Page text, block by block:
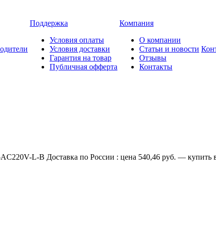
Поддержка
Условия оплаты
Условия доставки
Гарантия на товар
Публичная офферта
Компания
О компании
Статьи и новости
Отзывы
Контакты
L-B Доставка по России : цена 540,46 руб. — купить